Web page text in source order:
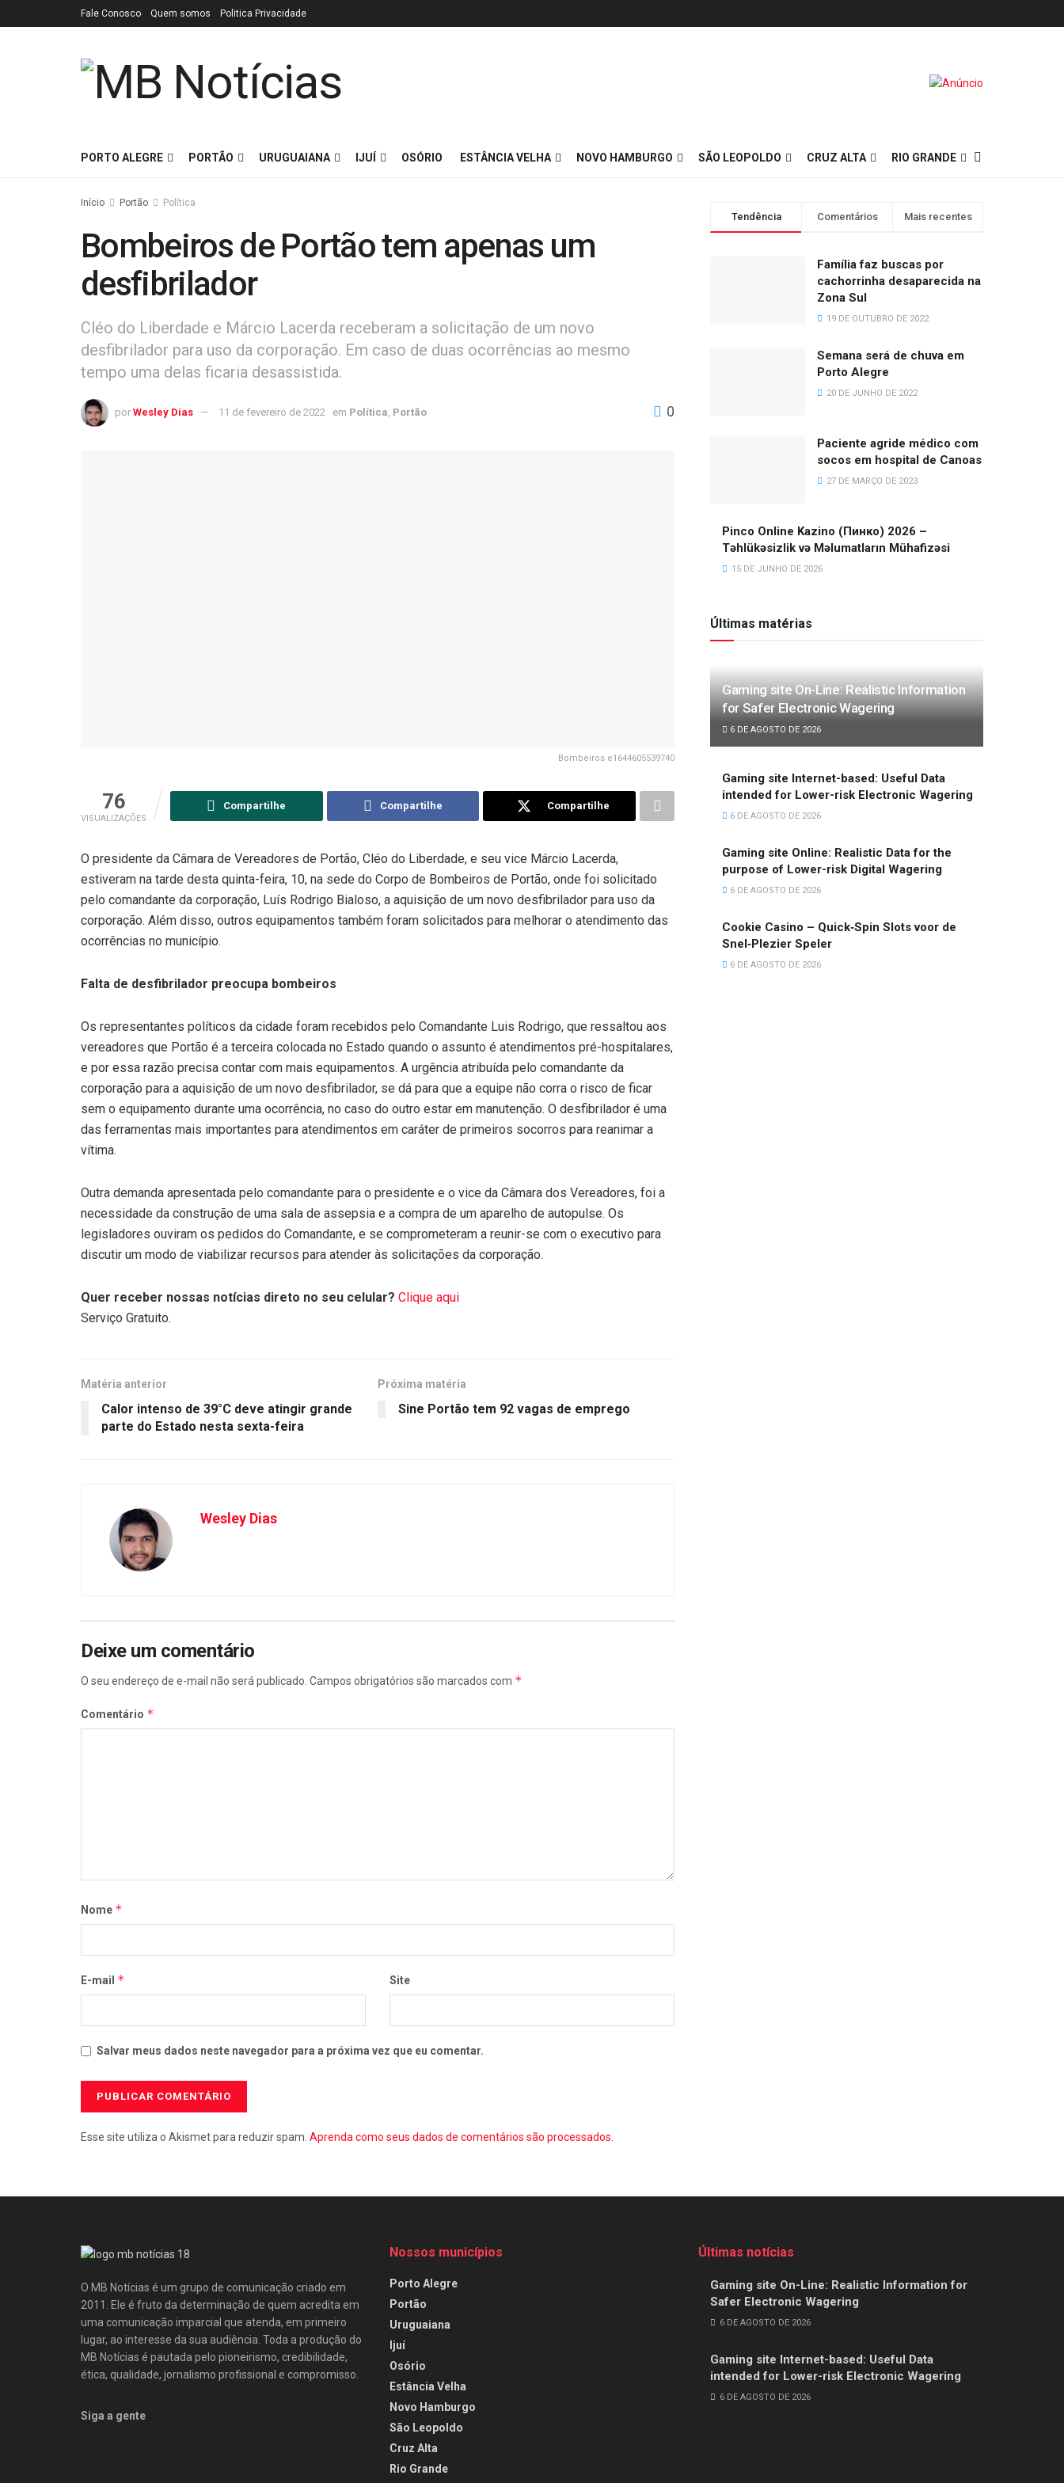
Fale Conosco Quem somos Politica Privacidade
PORTO ALEGRE PORTÃO URUGUAIANA IJUÍ OSÓRIO ESTÂNCIA VELHA NOVO HAMBURGO SÃO LEOPOLDO CRUZ ALTA RIO GRANDE
Início Portão Política
Bombeiros de Portão tem apenas um
desfibrilador
Cléo do Liberdade e Márcio Lacerda receberam a solicitação de um novo
desfibrilador para uso da corporação. Em caso de duas ocorrências ao mesmo
tempo uma delas ficaria desassistida.
por Wesley Dias 11 de fevereiro de 2022 em Política Portão 0
Bombeiros e1644605539740
76
VISUALIZAÇÕES
Compartilhe Compartilhe Compartilhe
O presidente da Câmara de Vereadores de Portão, Cléo do Liberdade, e seu vice Márcio Lacerda,
estiveram na tarde desta quinta-feira, 10, na sede do Corpo de Bombeiros de Portão, onde foi solicitado
pelo comandante da corporação, Luís Rodrigo Bialoso, a aquisição de um novo desfibrilador para uso da
corporação. Além disso, outros equipamentos também foram solicitados para melhorar o atendimento das
ocorrências no município.
Falta de desfibrilador preocupa bombeiros
Os representantes políticos da cidade foram recebidos pelo Comandante Luis Rodrigo, que ressaltou aos
vereadores que Portão é a terceira colocada no Estado quando o assunto é atendimentos pré-hospitalares,
e por essa razão precisa contar com mais equipamentos. A urgência atribuída pelo comandante da
corporação para a aquisição de um novo desfibrilador, se dá para que a equipe não corra o risco de ficar
sem o equipamento durante uma ocorrência, no caso do outro estar em manutenção. O desfibrilador é uma
das ferramentas mais importantes para atendimentos em caráter de primeiros socorros para reanimar a
vítima.
Outra demanda apresentada pelo comandante para o presidente e o vice da Câmara dos Vereadores, foi a
necessidade da construção de uma sala de assepsia e a compra de um aparelho de autopulse. Os
legisladores ouviram os pedidos do Comandante, e se comprometeram a reunir-se com o executivo para
discutir um modo de viabilizar recursos para atender às solicitações da corporação.
Quer receber nossas notícias direto no seu celular? Clique aqui
Serviço Gratuito.
Matéria anterior
Calor intenso de 39°C deve atingir grande
parte do Estado nesta sexta-feira
Próxima matéria
Sine Portão tem 92 vagas de emprego
Wesley Dias
Deixe um comentário
O seu endereço de e-mail não será publicado. Campos obrigatórios são marcados com *
Comentário *
Nome *
E-mail * Site
Salvar meus dados neste navegador para a próxima vez que eu comentar.
Esse site utiliza o Akismet para reduzir spam. Aprenda como seus dados de comentários são processados
Tendência Comentários Mais recentes
Família faz buscas por
cachorrinha desaparecida na
Zona Sul
19 DE OUTUBRO DE 2022
Semana será de chuva em
Porto Alegre
20 DE JUNHO DE 2022
Paciente agride médico com
socos em hospital de Canoas
27 DE MARÇO DE 2023
Pinco Online Kazino (Пинко) 2026 –
Təhlükəsizlik və Məlumatların Mühafizəsi
15 DE JUNHO DE 2026
Últimas matérias
Gaming site On-Line: Realistic Information
for Safer Electronic Wagering
6 DE AGOSTO DE 2026
Gaming site Internet-based: Useful Data
intended for Lower-risk Electronic Wagering
6 DE AGOSTO DE 2026
Gaming site Online: Realistic Data for the
purpose of Lower-risk Digital Wagering
6 DE AGOSTO DE 2026
Cookie Casino – Quick‑Spin Slots voor de
Snel‑Plezier Speler
6 DE AGOSTO DE 2026
O MB Notícias é um grupo de comunicação criado em
2011. Ele é fruto da determinação de quem acredita em
uma comunicação imparcial que atenda, em primeiro
lugar, ao interesse da sua audiência. Toda a produção do
MB Notícias é pautada pelo pioneirismo, credibilidade,
ética, qualidade, jornalismo profissional e compromisso.
Siga a gente
Nossos municípios
Porto Alegre
Portão
Uruguaiana
Ijuí
Osório
Estância Velha
Novo Hamburgo
São Leopoldo
Cruz Alta
Rio Grande
Últimas notícias
Gaming site On-Line: Realistic Information for
Safer Electronic Wagering
6 DE AGOSTO DE 2026
Gaming site Internet-based: Useful Data
intended for Lower-risk Electronic Wagering
6 DE AGOSTO DE 2026